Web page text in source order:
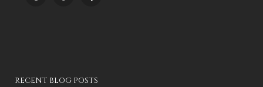
RECENT BLOG POSTS